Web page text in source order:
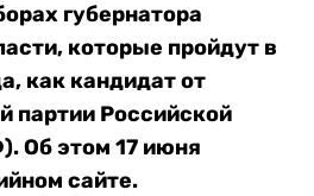
губернатора
которые пройдут в
как кандидат от
партии Российской
Об этом 17 июня
сайте.